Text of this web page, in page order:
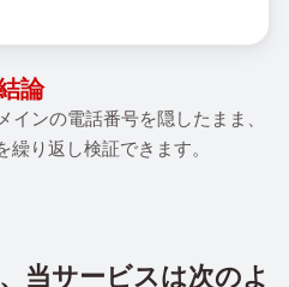
論
インの電話番号を隠したまま、
り返し検証できます。
当サービスは次のよ